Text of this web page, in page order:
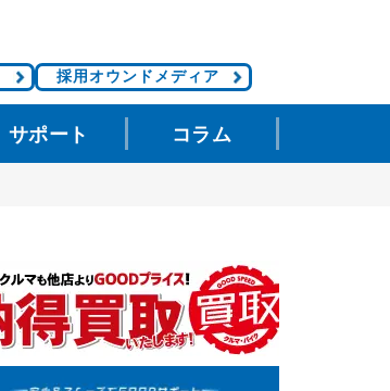
採用オウンドメディア
サポート コラム